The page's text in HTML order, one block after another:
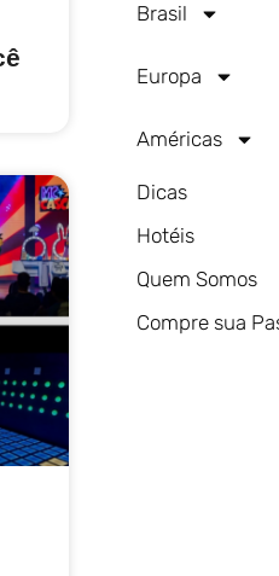
Brasil
Europa
Américas
Dicas
Hotéis
Quem Somos
Compre sua